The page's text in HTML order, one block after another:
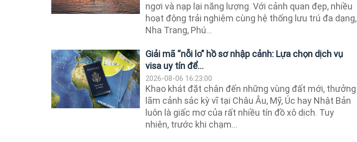
ngơi và nạp lại năng lượng. Với cảnh quan đẹp, nhiều
hoạt động trải nghiệm cùng hệ thống lưu trú đa dạng,
Nha Trang, Phú...
Giải mã “nỗi lo” hồ sơ nhập cảnh: Lựa chọn dịch vụ
visa uy tín để...
2026-08-06 16:23:00
Khao khát đặt chân đến những vùng đất mới, thưởng
lãm cảnh sắc kỳ vĩ tại Châu Âu, Mỹ, Úc hay Nhật Bản
luôn là giấc mơ của rất nhiều tín đồ xô dịch. Tuy
nhiên, trước khi chạm...